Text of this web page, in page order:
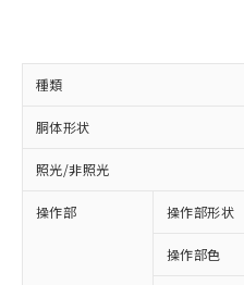
種類
胴体形状
照光/非照光
操作部 操作部形状
操作部色